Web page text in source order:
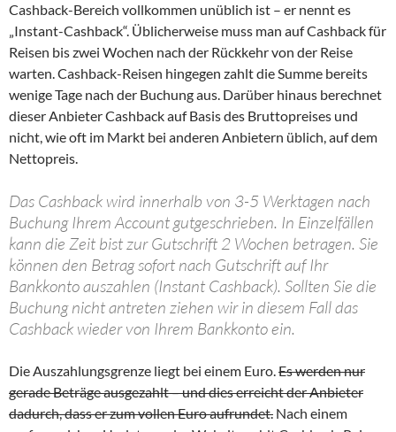
Cashback-Bereich vollkommen unüblich ist – er nennt es
„Instant-Cashback“. Üblicherweise muss man auf Cashback für
Reisen bis zwei Wochen nach der Rückkehr von der Reise
warten. Cashback-Reisen hingegen zahlt die Summe bereits
wenige Tage nach der Buchung aus. Darüber hinaus berechnet
dieser Anbieter Cashback auf Basis des Bruttopreises und
nicht, wie oft im Markt bei anderen Anbietern üblich, auf dem
Nettopreis.
Das Cashback wird innerhalb von 3-5 Werktagen nach
Buchung Ihrem Account gutgeschrieben. In Einzelfällen
kann die Zeit bist zur Gutschrift 2 Wochen betragen. Sie
können den Betrag sofort nach Gutschrift auf Ihr
Bankkonto auszahlen (Instant Cashback). Sollten Sie die
Buchung nicht antreten ziehen wir in diesem Fall das
Cashback wieder von Ihrem Bankkonto ein.
Die Auszahlungsgrenze liegt bei einem Euro.Es werden nur
gerade Beträge ausgezahlt – und dies erreicht der Anbieter
dadurch, dass er zum vollen Euro aufrundet. Nach einem